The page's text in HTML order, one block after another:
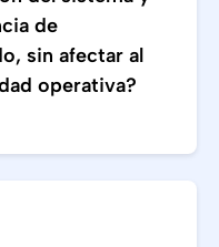
de
sin afectar al
operativa?